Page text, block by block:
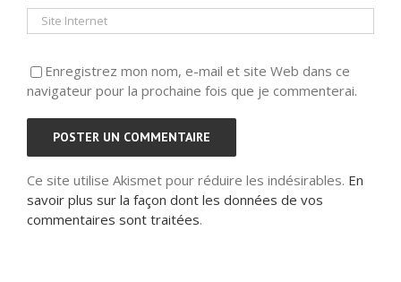
Enregistrez mon nom, e-mail et site Web dans ce
navigateur pour la prochaine fois que je commenterai.
Ce site utilise Akismet pour réduire les indésirables. En
savoir plus sur la façon dont les données de vos
commentaires sont traitées.